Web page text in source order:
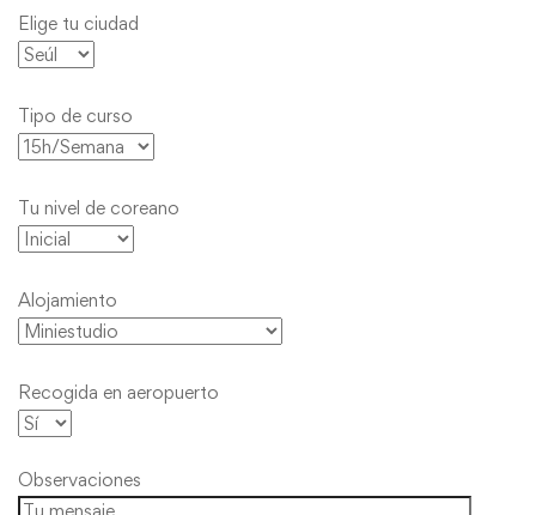
Elige tu ciudad
Tipo de curso
Tu nivel de coreano
Alojamiento
Recogida en aeropuerto
Observaciones